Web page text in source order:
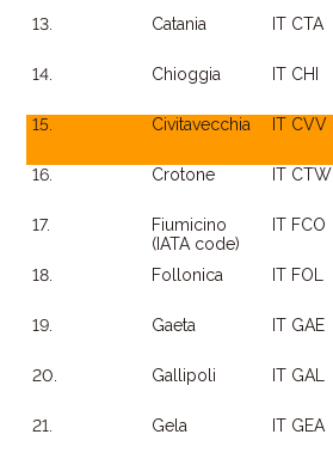
13.
Catania IT CTA
14.
Chioggia IT CHI
15.
Civitavecchia IT CVV
16.
Crotone IT CTW
17.
Fiumicino
(IATA code)
IT FCO
18.
Follonica IT FOL
19.
Gaeta IT GAE
20.
Gallipoli IT GAL
21.
Gela IT GEA